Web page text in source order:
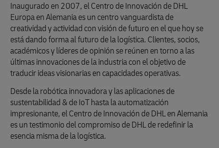
Inaugurado en 2007, el Centro de Innovación de DHL
Europa en Alemania es un centro vanguardista de
creatividad y actividad con visión de futuro en el que hoy se
está dando forma al futuro de la logística. Clientes, socios,
académicos y líderes de opinión se reúnen en torno a las
últimas innovaciones de la industria con el objetivo de
traducir ideas visionarias en capacidades operativas.
Desde la robótica innovadora y las aplicaciones de
sustentabilidad & de IoT hasta la automatización
impresionante, el Centro de Innovación de DHL en Alemania
es un testimonio del compromiso de DHL de redefinir la
esencia misma de la logística.